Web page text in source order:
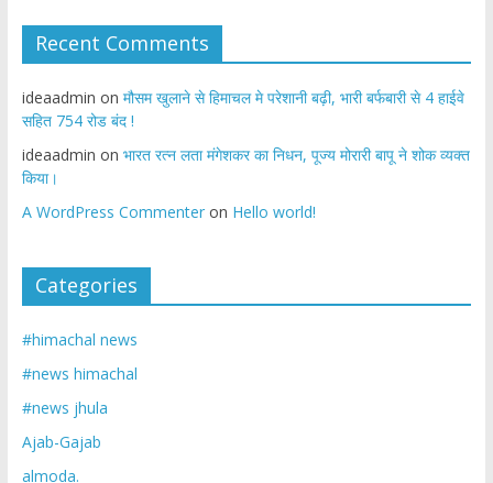
Recent Comments
ideaadmin on मौसम खुलाने से हिमाचल मे परेशानी बढ़ी, भारी बर्फबारी से 4 हाईवे
सहित 754 रोड बंद !
ideaadmin on भारत रत्न लता मंगेशकर का निधन, पूज्य मोरारी बापू ने शोक व्यक्त
किया।
A WordPress Commenteron Hello world!
Categories
#himachal news
#news himachal
#news jhula
Ajab-Gajab
almoda.